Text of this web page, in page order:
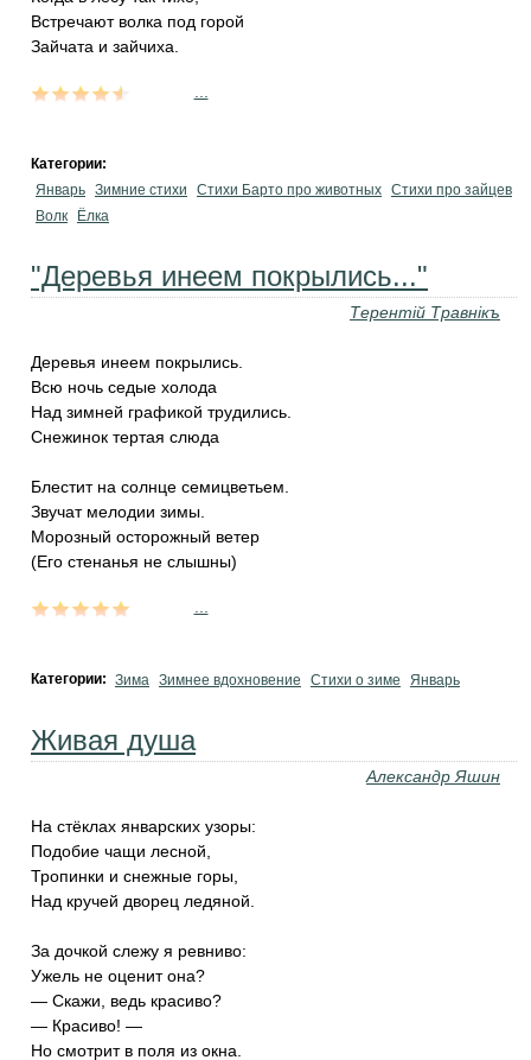
Встречают волка под горой
Зайчата и зайчиха.
Категории:
Январь Зимние стихи Стихи Барто про животных Стихи про зайцев
Волк
Ёлка
"Деревья инеем покрылись..."
Терентiй Травнiкъ
Деревья инеем покрылись.
Всю ночь седые холода
Над зимней графикой трудились.
Снежинок тертая слюда
Блестит на солнце семицветьем.
Звучат мелодии зимы.
Морозный осторожный ветер
(Его стенанья не слышны)
Категории: Зима Зимнее вдохновение Стихи о зиме Январь
Живая душа
Александр Яшин
На стёклах январских узоры:
Подобие чащи лесной,
Тропинки и снежные горы,
Над кручей дворец ледяной.
За дочкой слежу я ревниво:
Ужель не оценит она?
— Скажи, ведь красиво?
— Красиво! —
Но смотрит в поля из окна.